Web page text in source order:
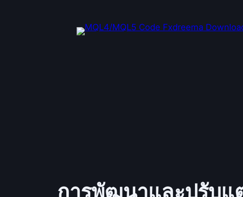
การพัฒนาและปรับแ